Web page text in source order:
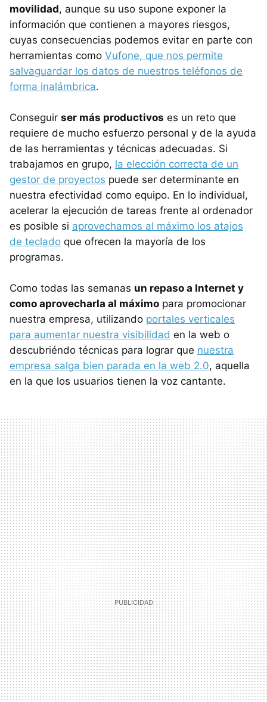
movilidad, aunque su uso supone exponer la
información que contienen a mayores riesgos,
cuyas consecuencias podemos evitar en parte con
herramientas como Vufone, que nos permite
salvaguardar los datos de nuestros teléfonos de
forma inalámbrica.
Conseguir ser más productivos es un reto que
requiere de mucho esfuerzo personal y de la ayuda
de las herramientas y técnicas adecuadas. Si
trabajamos en grupo, la elección correcta de un
gestor de proyectos puede ser determinante en
nuestra efectividad como equipo. En lo individual,
acelerar la ejecución de tareas frente al ordenador
es posible si aprovechamos al máximo los atajos
de teclado que ofrecen la mayoría de los
programas.
Como todas las semanas un repaso a Internet y
como aprovecharla al máximo para promocionar
nuestra empresa, utilizando portales verticales
para aumentar nuestra visibilidad en la web o
descubriéndo técnicas para lograr que nuestra
empresa salga bien parada en la web 2.0, aquella
en la que los usuarios tienen la voz cantante.